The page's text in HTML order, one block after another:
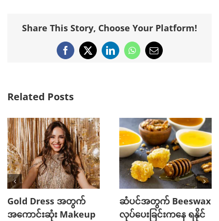
Share This Story, Choose Your Platform!
Facebook
X LinkedInWhatsApp
Email
Related Posts
Gold Dress အတွက်
အကောင်းဆုံး Makeup
ဆံပင်အတွက် Beeswax
လုပ်ပေးခြင်းကနေ ရနိုင်